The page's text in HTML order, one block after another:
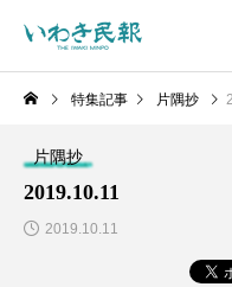
特集記事 片隅抄
片隅抄
2019.10.11
2019.10.11